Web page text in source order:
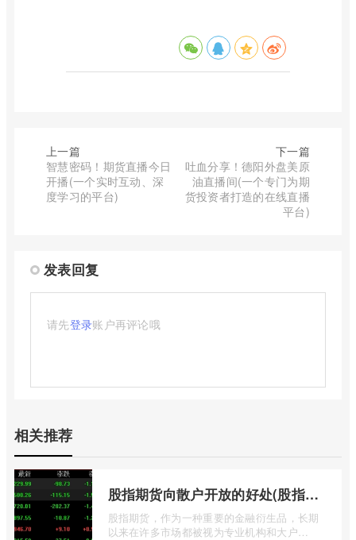
上一篇
智慧密码！期货直播今日
开播(一个实时互动、深
度学习的平台)
下一篇
吐血分享！德阳外盘美原
油直播间(一个专门为期
货投资者打造的在线直播
平台)
发表回复
请先登录账户再评论哦
相关推荐
股指期货向散户开放的好处(股指期货对利空信息更加敏感吗)
股指期货，作为一种重要的金融衍生品，长期
以来在许多市场都被视为专业机构和大户